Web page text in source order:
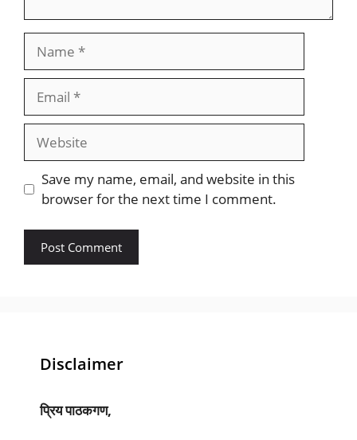
Website
Save my name, email, and website in this
browser for the next time I comment.
Disclaimer
प्रिय पाठकगण,